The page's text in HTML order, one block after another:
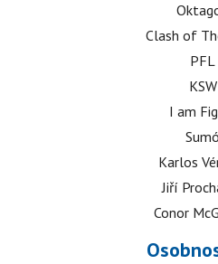
Clash of
PFL
KSW
I am
Sumó
Karlos
Jiří
Conor